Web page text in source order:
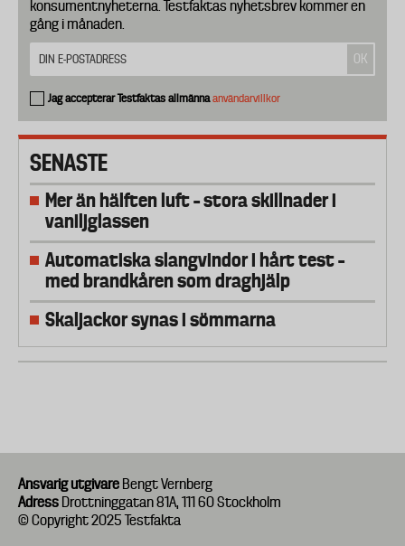
konsumentnyheterna. Testfaktas nyhetsbrev kommer en
gång i månaden.
Jag accepterar Testfaktas allmännaanvändarvillkor
SENASTE
Mer än hälften luft – stora skillnader i
vaniljglassen
Automatiska slangvindor i hårt test –
med brandkåren som draghjälp
Skaljackor synas i sömmarna
Ansvarig utgivare Bengt Vernberg
Adress Drottninggatan 81A, 111 60 Stockholm
© Copyright 2025 Testfakta